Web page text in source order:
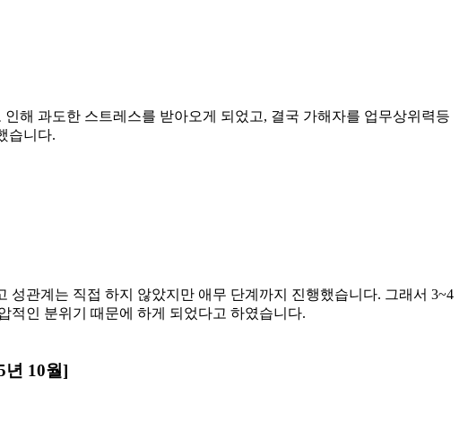
해 과도한 스트레스를 받아오게 되었고, 결국 가해자를 업무상위력등
습니다.
관계는 직접 하지 않았지만 애무 단계까지 진행했습니다. 그래서 3~4
적인 분위기 때문에 하게 되었다고 하였습니다.
년 10월]